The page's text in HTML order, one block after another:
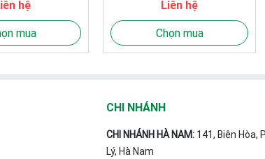
hệ
mua
Liên hệ
Chọn mua
CHI NHÁNH
CHI NHÁNH HÀ NAM:141, Biên Hòa,
Lý, Hà Nam